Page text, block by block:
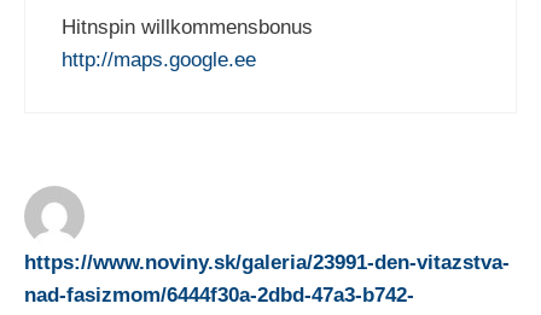
Hitnspin willkommensbonus
http://maps.google.ee
https://www.noviny.sk/galeria/23991-den-vitazstva-
nad-fasizmom/6444f30a-2dbd-47a3-b742-